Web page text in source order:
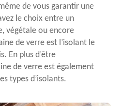
de vous garantir une
le choix entre un
végétale ou encore
de verre est l’isolant le
En plus d’être
de verre est également
types d’isolants.